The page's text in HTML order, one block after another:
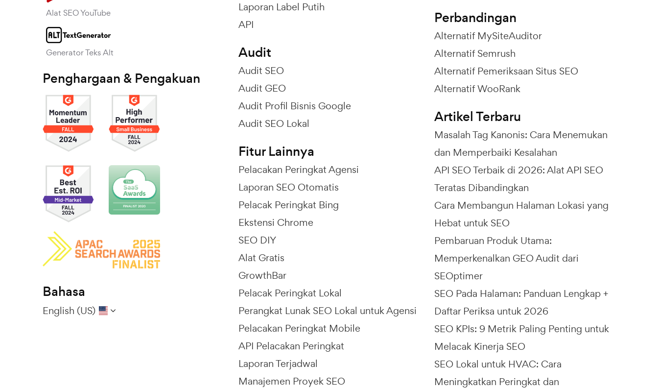
Alat SEO YouTube
Generator Teks Alt
Penghargaan & Pengakuan
Bahasa
English (US)
Laporan Label Putih
API
Audit
Audit SEO
Audit GEO
Audit Profil Bisnis Google
Audit SEO Lokal
Fitur Lainnya
Pelacakan Peringkat Agensi
Laporan SEO Otomatis
Pelacak Peringkat Bing
Ekstensi Chrome
SEO DIY
Alat Gratis
GrowthBar
Pelacak Peringkat Lokal
Perangkat Lunak SEO Lokal untuk Agensi
Pelacakan Peringkat Mobile
API Pelacakan Peringkat
Laporan Terjadwal
Manajemen Proyek SEO
Perbandingan
Alternatif MySiteAuditor
Alternatif Semrush
Alternatif Pemeriksaan Situs SEO
Alternatif WooRank
Artikel Terbaru
Masalah Tag Kanonis: Cara Menemukan
dan Memperbaiki Kesalahan
API SEO Terbaik di 2026: Alat API SEO
Teratas Dibandingkan
Cara Membangun Halaman Lokasi yang
Hebat untuk SEO
Pembaruan Produk Utama:
Memperkenalkan GEO Audit dari
SEOptimer
SEO Pada Halaman: Panduan Lengkap +
Daftar Periksa untuk 2026
SEO KPIs: 9 Metrik Paling Penting untuk
Melacak Kinerja SEO
SEO Lokal untuk HVAC: Cara
Meningkatkan Peringkat dan